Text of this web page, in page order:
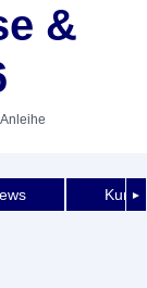
&
Anleihe
►